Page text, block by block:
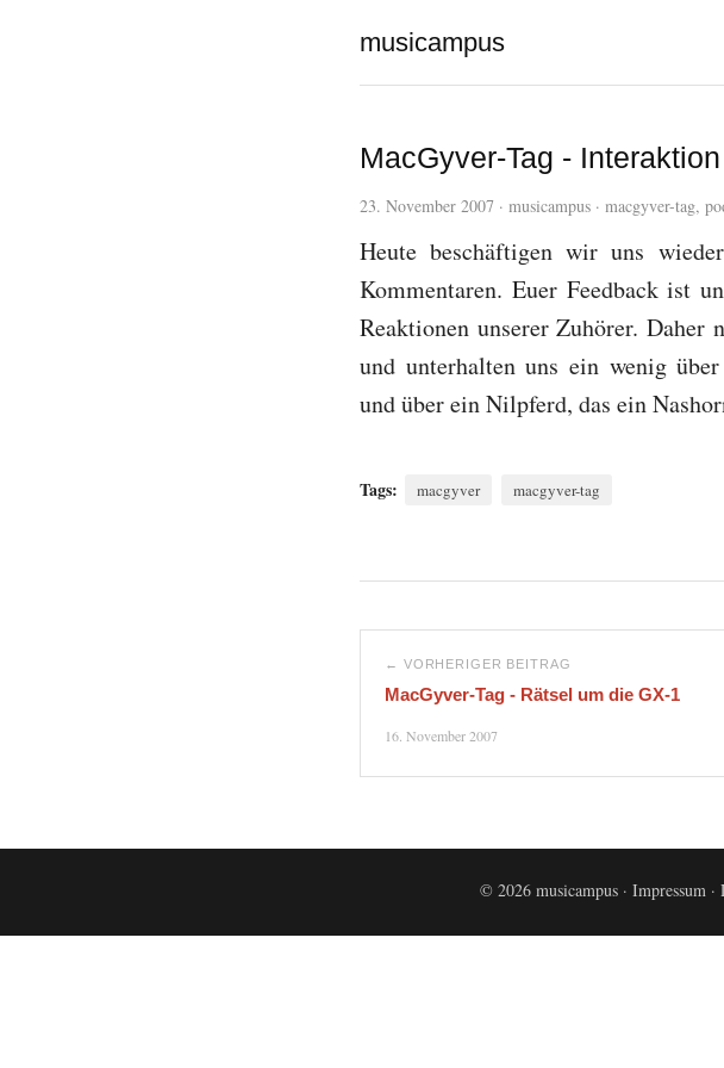
musicampus
MacGyver-Tag - Interaktion
23. November 2007 · musicampus · macgyver-tag,
Heute beschäftigen wir uns
Kommentaren. Euer Feedback ist
Reaktionen unserer Zuhörer. Daher
und unterhalten uns ein wenig
und über ein Nilpferd, das ein
Tags: macgyver macgyver-tag
← VORHERIGER BEITRAG
MacGyver-Tag - Rätsel um die GX-1
16. November 2007
© 2026 musicampus · Impressum ·